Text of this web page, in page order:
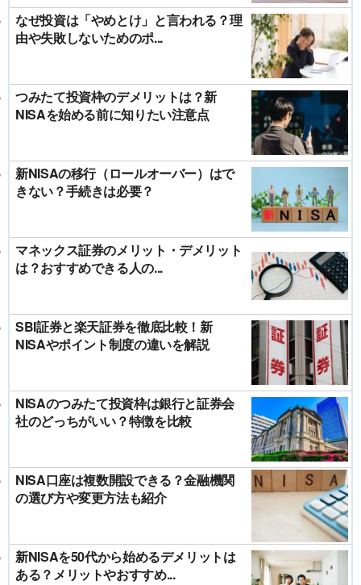
なぜ投資は「やめとけ」と言われる？理
由や失敗しないためのポ...
つみたて投資枠のデメリットは？新
NISAを始める前に知りたい注意点
新NISAの移行（ロールオーバー）はで
きない？手続きは必要？
マネックス証券のメリット・デメリット
は？おすすめできる人の...
SBI証券と楽天証券を徹底比較！新
NISAやポイント制度の違いを解説
NISAのつみたて投資枠は銀行と証券会
社のどっちがいい？特徴を比較
NISA口座は複数開設できる？金融機関
の選び方や変更方法も紹介
新NISAを50代から始めるデメリットは
ある？メリットやおすすめ...